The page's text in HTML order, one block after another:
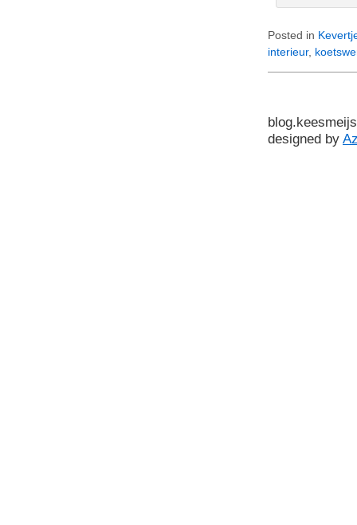
Posted in
interieur,
designed by